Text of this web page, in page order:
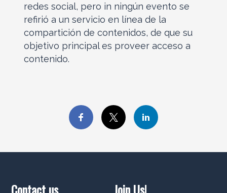
redes social, pero in ningún evento se
refirió a un servicio en línea de la
compartición de contenidos, de que su
objetivo principal es proveer acceso a
contenido.